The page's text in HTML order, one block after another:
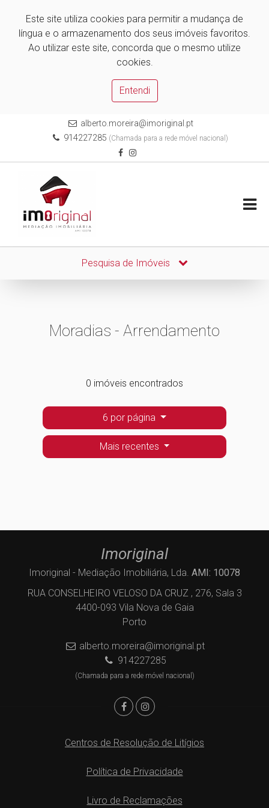
Este site utiliza cookies para permitir a mudança de
língua e o armazenamento dos seus imóveis favoritos.
Ao utilizar este site, concorda que o mesmo utilize
cookies.
Entendi
alberto.moreira@imoriginal.pt
914227285 (Chamada para a rede móvel nacional)
Pesquisa de Imóveis
Moradias - Arrendamento
0 imóveis encontrados
6 por página
Mais recentes
Imoriginal
Imoriginal - Mediação Imobiliária, Lda. AMI: 10078
RUA CONSELHEIRO VELOSO DA CRUZ , 276, Sala 3
4400-093 Vila Nova de Gaia
Porto
alberto.moreira@imoriginal.pt
914227285
(Chamada para a rede móvel nacional)
Centros de Resolução de Litígios
Política de Privacidade
Livro de Reclamações